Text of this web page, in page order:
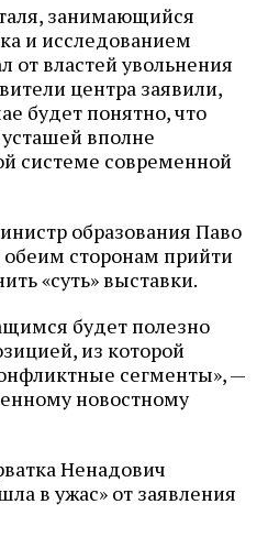
занимающийся
и исследованием
от властей увольнения
центра заявили,
будет понятно, что
усташей вполне
системе современной
образования Паво
обеим сторонам прийти
«суть» выставки.
будет полезно
из которой
сегменты», —
новостному
Ненадович
в ужас» от заявления